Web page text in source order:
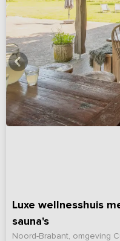
Luxe wellnesshuis
sauna's
Noord-Brabant, omgeving